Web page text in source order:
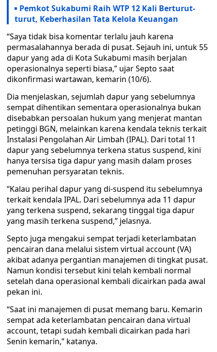
Pemkot Sukabumi Raih WTP 12 Kali Berturut-
turut, Keberhasilan Tata Kelola Keuangan
“Saya tidak bisa komentar terlalu jauh karena
permasalahannya berada di pusat. Sejauh ini, untuk 55
dapur yang ada di Kota Sukabumi masih berjalan
operasionalnya seperti biasa,” ujar Septo saat
dikonfirmasi wartawan, kemarin (10/6).
Dia menjelaskan, sejumlah dapur yang sebelumnya
sempat dihentikan sementara operasionalnya bukan
disebabkan persoalan hukum yang menjerat mantan
petinggi BGN, melainkan karena kendala teknis terkait
Instalasi Pengolahan Air Limbah (IPAL). Dari total 11
dapur yang sebelumnya terkena status suspend, kini
hanya tersisa tiga dapur yang masih dalam proses
pemenuhan persyaratan teknis.
“Kalau perihal dapur yang di-suspend itu sebelumnya
terkait kendala IPAL. Dari sebelumnya ada 11 dapur
yang terkena suspend, sekarang tinggal tiga dapur
yang masih terkena suspend,” jelasnya.
Septo juga mengakui sempat terjadi keterlambatan
pencairan dana melalui sistem virtual account (VA)
akibat adanya pergantian manajemen di tingkat pusat.
Namun kondisi tersebut kini telah kembali normal
setelah dana operasional kembali dicairkan pada awal
pekan ini.
“Saat ini manajemen di pusat memang baru. Kemarin
sempat ada keterlambatan pencairan dana virtual
account, tetapi sudah kembali dicairkan pada hari
Senin kemarin,” katanya.